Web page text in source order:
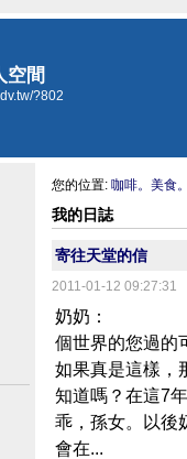
空間
?802
您的位置:咖啡。美食
我的日誌
寄往天堂的信
2011-01-12 09:27:31
奶奶： 一轉
個世界的您過的
如果真是這樣
知道嗎？在這7
乖，孫女。以後
會在...